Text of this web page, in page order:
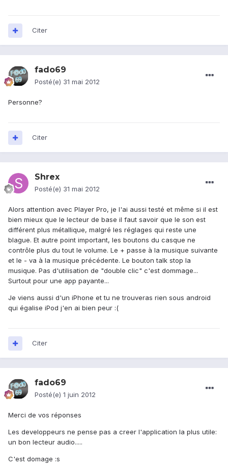
Citer
fado69
Posté(e) 31 mai 2012
Personne?
Citer
Shrex
Posté(e) 31 mai 2012
Alors attention avec Player Pro, je l'ai aussi testé et même si il est
bien mieux que le lecteur de base il faut savoir que le son est
différent plus métallique, malgré les réglages qui reste une
blague. Et autre point important, les boutons du casque ne
contrôle plus du tout le volume. Le + passe à la musique suivante
et le - va à la musique précédente. Le bouton talk stop la
musique. Pas d'utilisation de "double clic" c'est dommage...
Surtout pour une app payante...
Je viens aussi d'un iPhone et tu ne trouveras rien sous android
qui égalise iPod j'en ai bien peur :(
Citer
fado69
Posté(e) 1 juin 2012
Merci de vos réponses
Les developpeurs ne pense pas a creer l'application la plus utile:
un bon lecteur audio.....
C'est domage :s